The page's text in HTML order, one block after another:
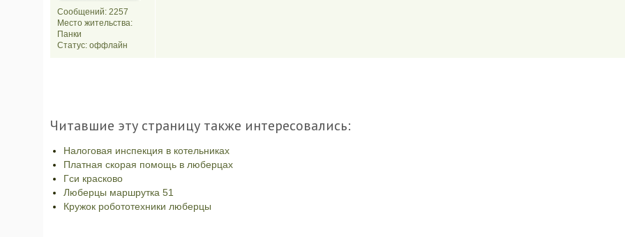
Сообщений: 2257
Место жительства:
Панки
Статус: оффлайн
Читавшие эту страницу также интересовались:
Налоговая инспекция в котельниках
Платная скорая помощь в люберцах
Гси красково
Люберцы маршрутка 51
Кружок робототехники люберцы